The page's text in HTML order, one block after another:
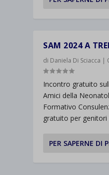
SAM 2024 A
di Daniela Di Sciacca |
Incontro gratuito
Amici della
Formativo
gratuito per genitori
PER SAPERNE DI